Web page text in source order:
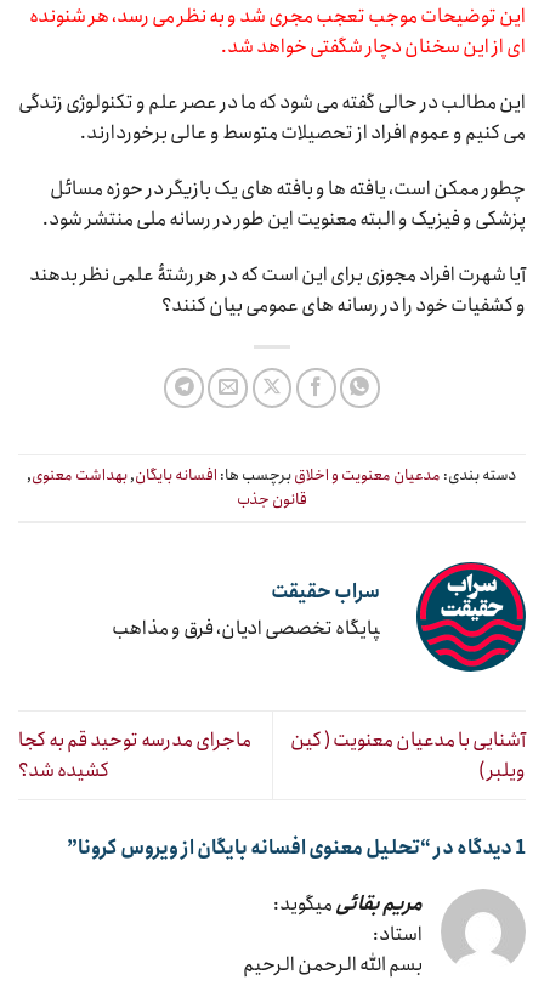
این توضیحات موجب تعجب مجری شد و به نظر می رسد، هر شنونده
ای از این سخنان دچار شگفتی خواهد شد.
این مطالب در حالی گفته می شود که ما در عصر علم و تکنولوژی زندگی
می کنیم و عموم افراد از تحصیلات متوسط و عالی برخوردارند.
چطور ممکن است، یافته ها و بافته های یک بازیگر در حوزه مسائل
پزشکی و فیزیک و البته معنویت این طور در رسانه ملی منتشر شود.
آیا شهرت افراد مجوزی برای این است که در هر رشتۀ علمی نظر بدهند
و کشفیات خود را در رسانه های عمومی بیان کنند؟
دسته بندی: مدعیان معنویت و اخلاقبرچسب ها: افسانه بایگان,بهداشت معنوی,
قانون جذب
سراب حقیقت
‍پایگاه تخصصی ادیان، فرق و مذاهب
آشنایی با مدعیان معنویت ( کین
ویلبر )
ماجرای مدرسه توحید قم به کجا
کشیده شد؟
1 دیدگاه در “ تحلیل معنوی افسانه بایگان از ویروس کرونا”
مریم بقائیمیگوید:
استاد:
بسم الله الرحمن الرحیم